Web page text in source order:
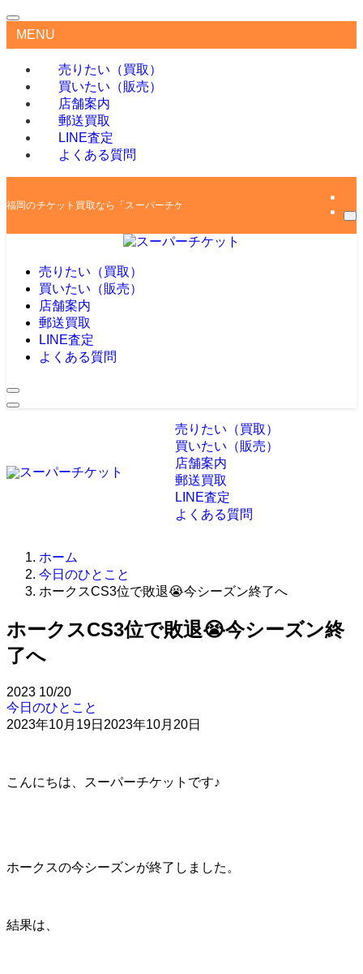
MENU
売りたい（買取）
買いたい（販売）
店舗案内
郵送買取
LINE査定
よくある質問
福岡のチケット買取なら「スーパーチケット」
売りたい（買取）
買いたい（販売）
店舗案内
郵送買取
LINE査定
よくある質問
売りたい（買取）
買いたい（販売）
店舗案内
郵送買取
LINE査定
よくある質問
ホーム
今日のひとこと
ホークスCS3位で敗退😭今シーズン終了へ
ホークスCS3位で敗退😭今シーズン終
了へ
2023 10/20
今日のひとこと
2023年10月19日 2023年10月20日
こんにちは、スーパーチケットです♪
ホークスの今シーズンが終了しました。
結果は、